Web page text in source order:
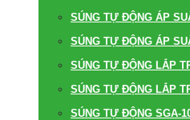
SÚNG TỰ ĐỘNG ÁP
SÚNG TỰ ĐỘNG ÁP
SÚNG TỰ ĐỘNG LẮP
SÚNG TỰ ĐỘNG LẮP
SÚNG TỰ ĐỘNG SGA-